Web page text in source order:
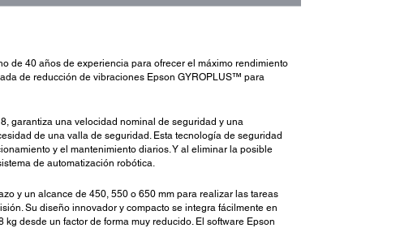
de 40 años de experiencia para ofrecer el máximo rendimiento
de reducción de vibraciones Epson GYROPLUS™ para
garantiza una velocidad nominal de seguridad y una
de una valla de seguridad. Esta tecnología de seguridad
y el mantenimiento diarios. Y al eliminar la posible
de automatización robótica.
y un alcance de 450, 550 o 650 mm para realizar las tareas
Su diseño innovador y compacto se integra fácilmente en
desde un factor de forma muy reducido. El software Epson